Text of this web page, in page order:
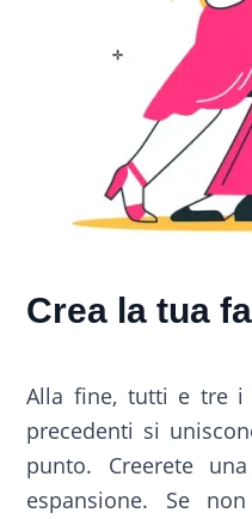
Crea la tua
Alla fine, tutti e tre i
precedenti si
punto. Creerete
espansione. Se